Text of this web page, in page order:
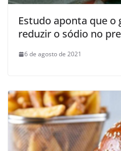
Estudo aponta que
reduzir o sódio no
6 de agosto de 2021